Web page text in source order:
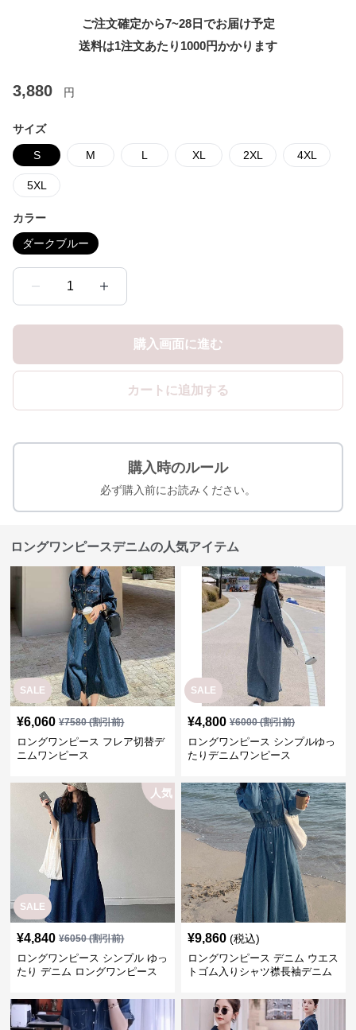
ご注文確定から7~28日でお届け予定
送料は1注文あたり 1000円かかります
3,880 円
サイズ
S M L XL 2XL 4XL
5XL
カラー
ダークブルー
1
購入画面に進む
カートに追加する
購入時のルール
必ず購入前にお読みください。
ロングワンピースデニムの人気アイテム
SALE
¥6,060 ¥7580(割引前)
ロングワンピース フレア切替デ
ニムワンピース
SALE
¥4,800 ¥6000(割引前)
ロングワンピース シンプルゆっ
たりデニムワンピース
SALE
人気
¥4,840 ¥6050(割引前)
ロングワンピース シンプル ゆっ
たり デニム ロングワンピース
¥9,860 (税込)
ロングワンピース デニム ウエス
トゴム入りシャツ襟長袖デニム